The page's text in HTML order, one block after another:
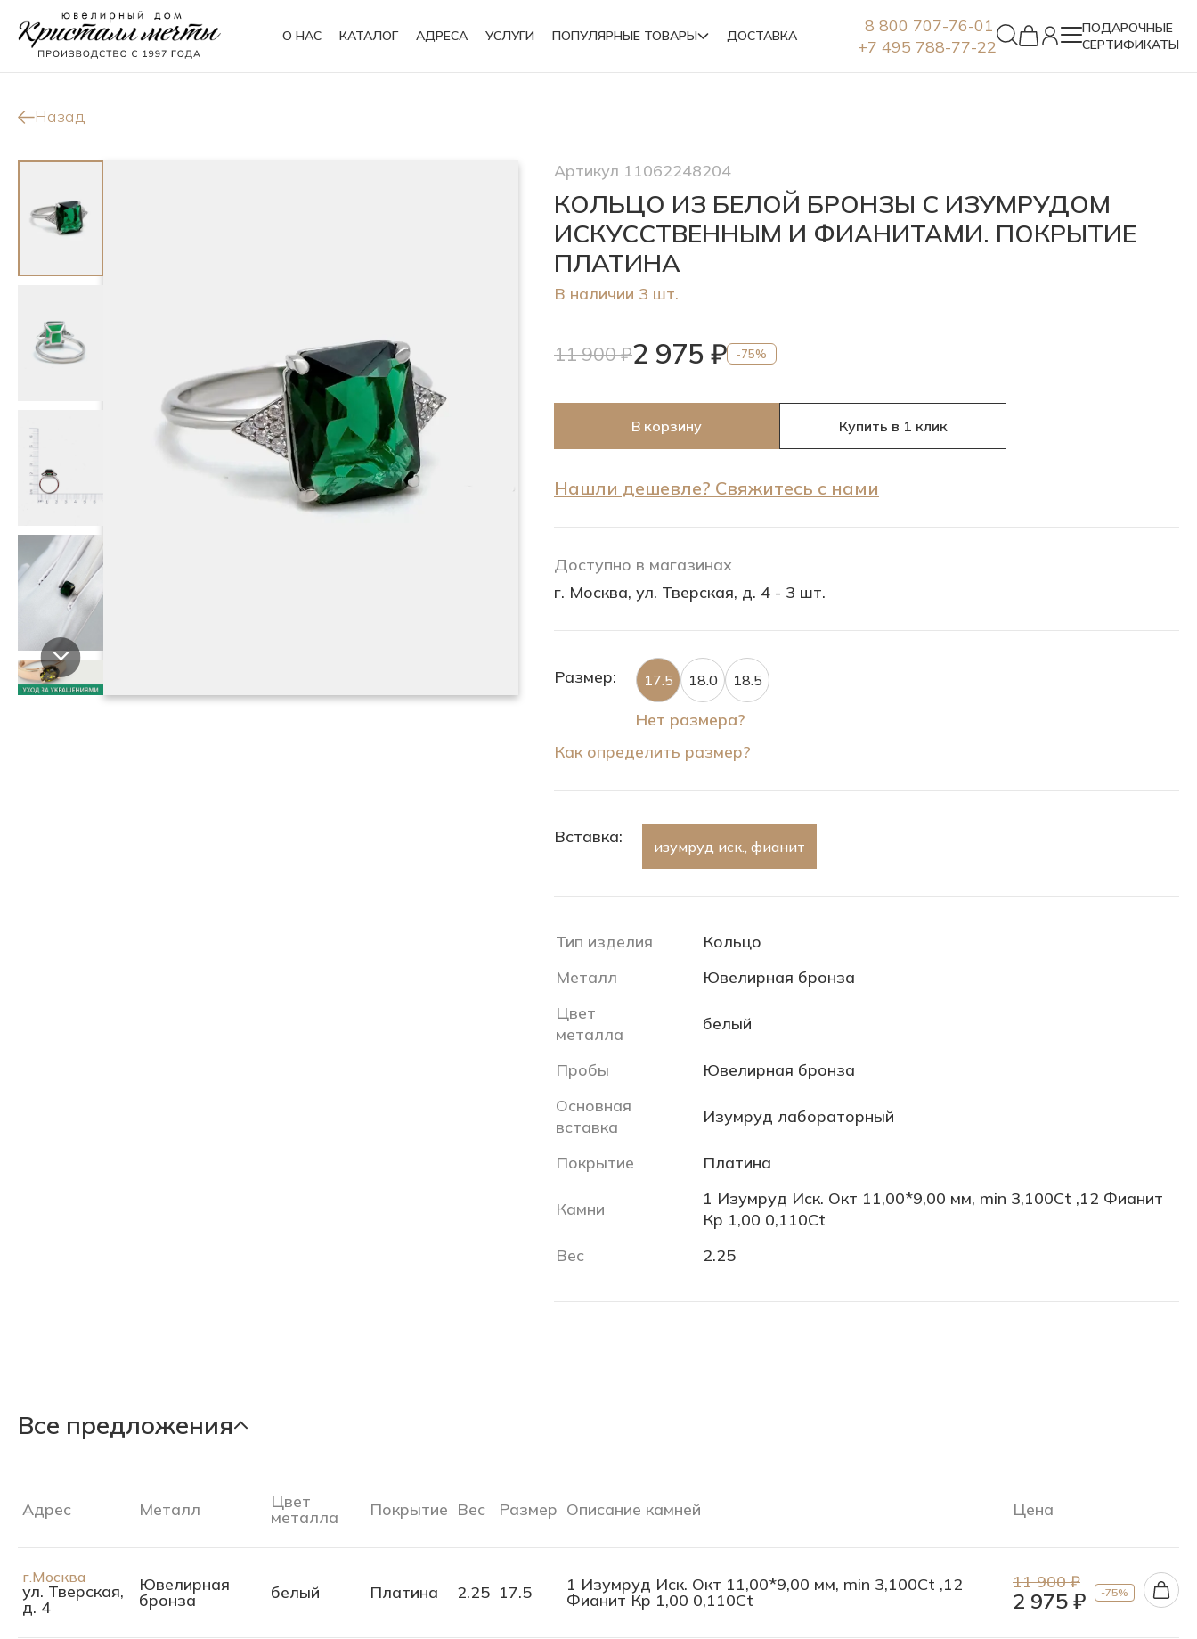
О НАС КАТАЛОГ АДРЕСА УСЛУГИ ПОПУЛЯРНЫЕ ТОВАРЫ ДОСТАВКА
8 800 707-76-01
+7 495 788-77-22
ПОДАРОЧНЫЕ
СЕРТИФИКАТЫ
Кольца
Броши
Назад
Артикул 11062248204
КОЛЬЦО ИЗ БЕЛОЙ БРОНЗЫ С ИЗУМРУДОМ
ИСКУССТВЕННЫМ И ФИАНИТАМИ. ПОКРЫТИЕ
ПЛАТИНА
В наличии 3 шт.
11 900 ₽2 975 ₽ -75%
В корзину Купить в 1 клик
Нашли дешевле? Свяжитесь с нами
Доступно в магазинах
г. Москва, ул. Тверская, д. 4 - 3 шт.
Размер: 17.5 18.0 18.5
Нет размера?
Как определить размер?
Вставка: изумруд иск., фианит
Тип изделия
Кольцо
Металл
Ювелирная бронза
Цвет
металла
белый
Пробы
Ювелирная бронза
Основная
вставка
Изумруд лабораторный
Покрытие Платина
Камни
1 Изумруд Иск. Окт 11,00*9,00 мм, min 3,100Ct ,12 Фианит
Кр 1,00 0,110Ct
Вес
2.25
Все предложения
Адрес Металл Цвет
металла Покрытие Вес Размер Описание камней Цена
г.Москва
ул. Тверская,
д. 4
Ювелирная
бронза белый Платина 2.25 17.5 1 Изумруд Иск. Окт 11,00*9,00 мм, min 3,100Ct ,12
Фианит Кр 1,00 0,110Ct
11 900 ₽
2 975 ₽ -75%